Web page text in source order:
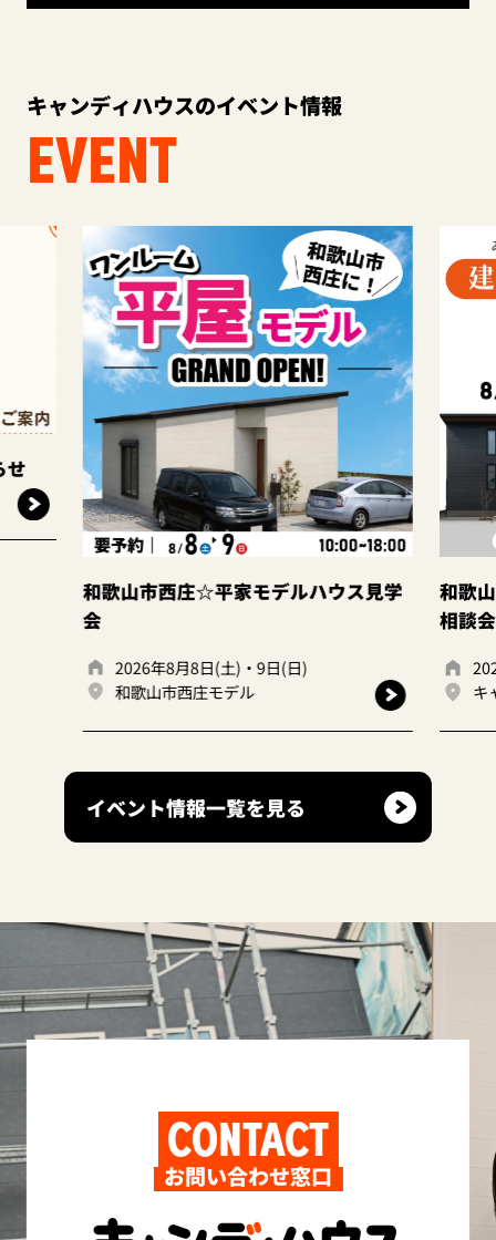
キャンディハウスのイベント情報
EVENT
ルハウス見学
和歌山岩出店 ☆建て替えor住み替え
2026年8月8日(土)・9日(日)
キャンディハウス岩出店
イベント情報一覧を見る
CONTACT
お問い合わせ窓口